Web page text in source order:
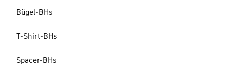
Bügel-BHs
T-Shirt-BHs
Spacer-BHs